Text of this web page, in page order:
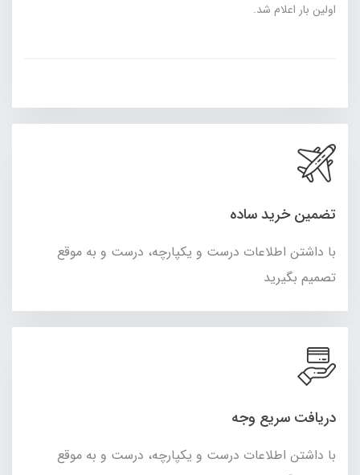
اولین بار اعلام شد.
تضمین خرید ساده
با داشتن اطلاعات درست و یکپارچه، درست و به موقع
تصمیم بگیرید
دریافت سریع وجه
با داشتن اطلاعات درست و یکپارچه، درست و به موقع